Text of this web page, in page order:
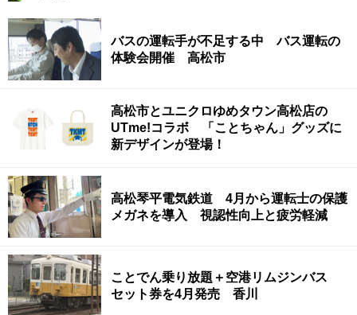
バスの運転手が不足する中 バス運転の
体験会開催 高松市
高松市とユニクロゆめタウン高松店の
UTme!コラボ 「ことちゃん」グッズに
新デザインが登場！
高松琴平電気鉄道 4月から運転士の保護
メガネを導入 視認性向上と疲労軽減
ことでん乗り放題＋空港リムジンバス
セット券を4月発売 香川